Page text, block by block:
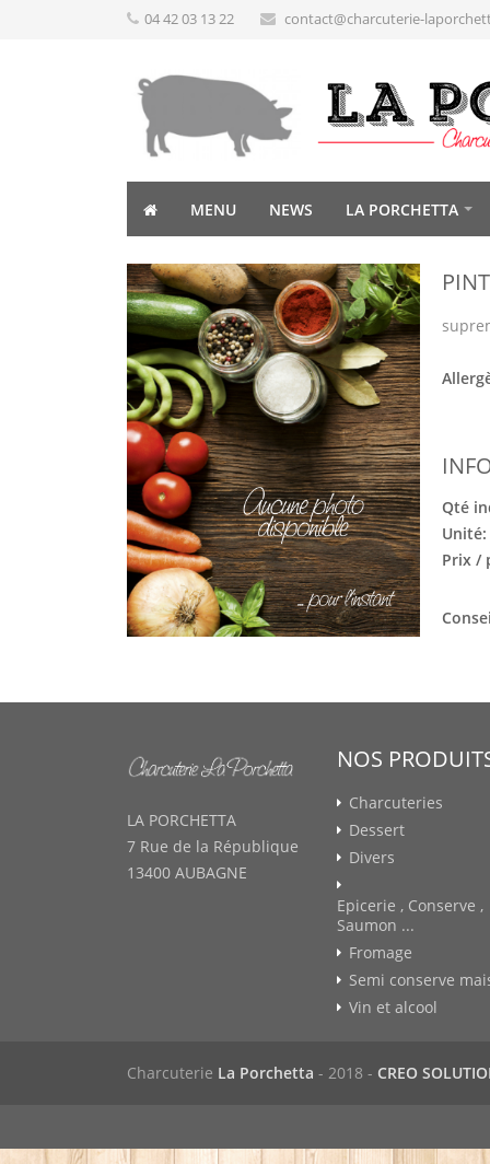
04 42 03 13 22 contact@charcuterie-
MENU NEWS LA PORCHETTA
Qté
Unité:
Prix /
LA PORCHETTA
7 Rue de la République
13400 AUBAGNE
NOS
Charcuteries
Dessert
Divers
Epicerie , Conserve ,
Saumon ...
Fromage
Semi conserve
Vin et alcool
Charcuterie La Porchetta - 2018 - CREO